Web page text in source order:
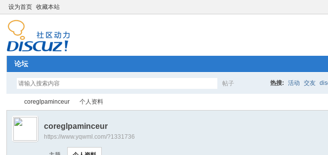
设为首页 收藏本站
论坛
帖子 热搜: 活动 交友
›
coreglpaminceur 个人资料
coreglpaminceur
https://www.yqwml.com/?1331736